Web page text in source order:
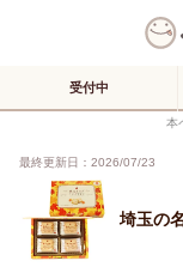
受付中
本
最終更新日：2026/07/23
埼玉の